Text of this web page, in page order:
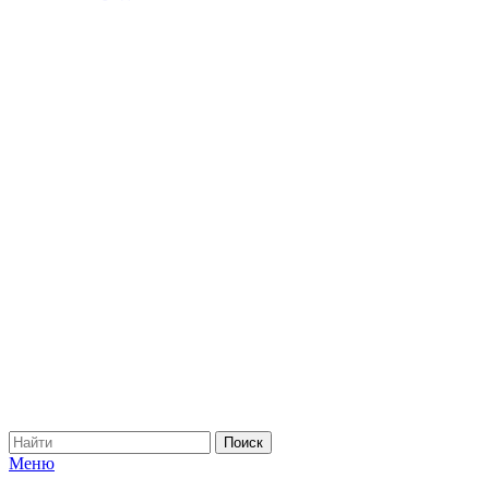
Меню